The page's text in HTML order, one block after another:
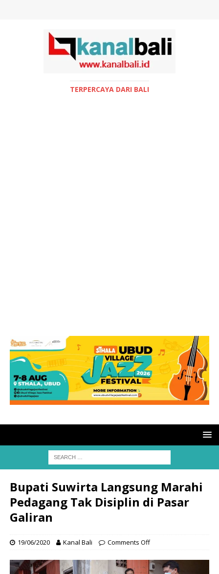
TERPERCAYA DARI BALI
Bupati Suwirta Langsung Marahi
Pedagang Tak Disiplin di Pasar
Galiran
19/06/2020 Kanal Bali Comments Off